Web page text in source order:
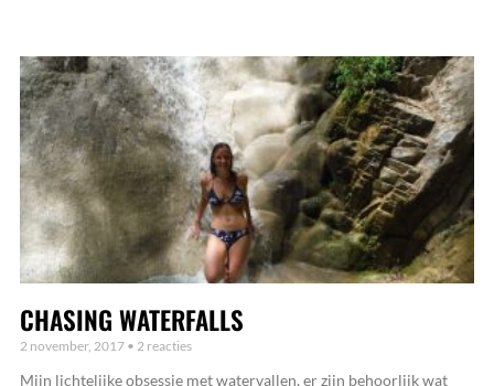
CHASING WATERFALLS
2 november, 2017 2 reacties
Mijn lichtelijke obsessie met watervallen, er zijn behoorlijk wat